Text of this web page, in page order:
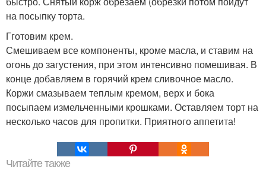
на посыпку торта.
Гготовим крем.
Смешиваем все компоненты, кроме масла, и ставим на
огонь до загустения, при этом интенсивно помешивая. В
конце добавляем в горячий крем сливочное масло.
Коржи смазываем теплым кремом, верх и бока
посыпаем измельченными крошками. Оставляем торт на
несколько часов для пропитки. Приятного аппетита!
Читайте также